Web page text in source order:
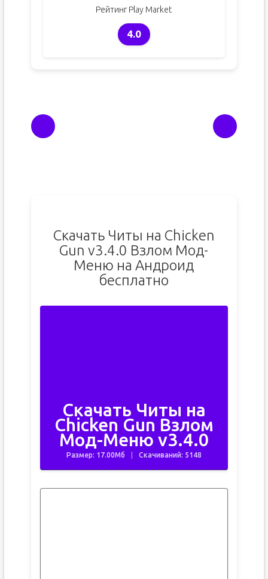
Рейтинг Play Market
4.0
Скачать Читы на Chicken
Gun v3.4.0 Взлом Мод-
Меню на Андроид
бесплатно
Скачать Читы на
Chicken Gun Взлом
Мод-Меню v3.4.0
Размер: 17.00Мб Скачиваний: 5148